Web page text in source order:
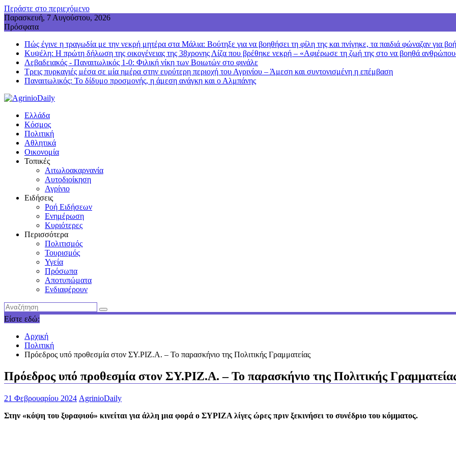
Περάστε στο περιεχόμενο
Παρασκευή, 7 Αυγούστου, 2026
Πρόσφατα
Πώς έγινε η τραγωδία με την νεκρή μητέρα στα Μάλια: Βούτηξε για να βοηθήσει τη φίλη της και πνίγηκε, τα παιδιά φώναζαν για
Κυψέλη: Η πρώτη δήλωση της οικογένειας της 38χρονης Λίζα που βρέθηκε νεκρή – «Αφιέρωσε τη ζωή της στο να βοηθά
Λεβαδειακός - Παναιτωλικός 1-0: Φιλική νίκη των Βοιωτών στο φινάλε
Τρεις πυρκαγιές μέσα σε μία ημέρα στην ευρύτερη περιοχή του Αγρινίου – Άμεση και συντονισμένη η επέμβαση
Παναιτωλικός: Το δίδυμο προσμονής, η άμεση ανάγκη και ο Αλμπάνης
Ελλάδα
Κόσμος
Πολιτική
Αθλητικά
Οικονομία
Τοπικές
Αιτωλοακαρνανία
Αυτοδιοίκηση
Αγρίνιο
Ειδήσεις
Ροή Ειδήσεων
Ενημέρωση
Κυριότερες
Περισσότερα
Πολιτισμός
Τουρισμός
Υγεία
Πρόσωπα
Αποτυπώματα
Ενδιαφέρουν
Είστε εδώ:
Αρχική
Πολιτική
Πρόεδρος υπό προθεσμία στον ΣΥ.ΡΙΖ.Α. – Το παρασκήνιο της Πολιτικής Γραμματείας
Πρόεδρος υπό προθεσμία στον ΣΥ.ΡΙΖ.Α. – Το παρασκήνιο της Πολιτικής
21 Φεβρουαρίου 2024 AgrinioDaily
Στην «κόψη του ξυραφιού» κινείται για άλλη μια φορά ο ΣΥΡΙΖΑ λίγες ώρες πριν ξεκινήσει το συνέδριο του κόμματος.